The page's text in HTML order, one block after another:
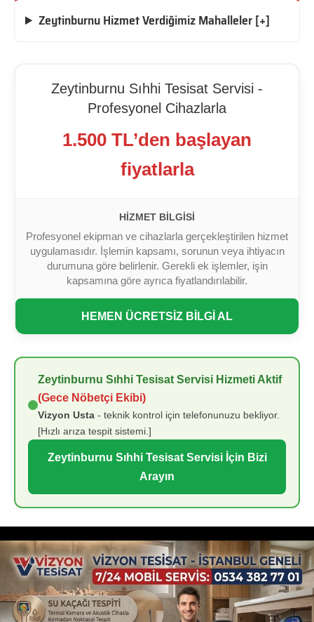
Zeytinburnu Hizmet Verdiğimiz Mahalleler [+]
Zeytinburnu Sıhhi Tesisat Servisi -
Profesyonel Cihazlarla
1.500 TL’den başlayan
fiyatlarla
HIZMET BILGISI
Profesyonel ekipman ve cihazlarla gerçekleştirilen hizmet
uygulamasıdır. İşlemin kapsamı, sorunun veya ihtiyacın
durumuna göre belirlenir. Gerekli ek işlemler, işin
kapsamına göre ayrıca fiyatlandırılabilir.
HEMEN ÜCRETSİZ BİLGİ AL
Zeytinburnu Sıhhi Tesisat Servisi Hizmeti Aktif
(Gece Nöbetçi Ekibi)
Vizyon Usta - teknik kontrol için telefonunuzu bekliyor.
[Hızlı arıza tespit sistemi.]
Zeytinburnu Sıhhi Tesisat Servisi İçin Bizi
Arayın